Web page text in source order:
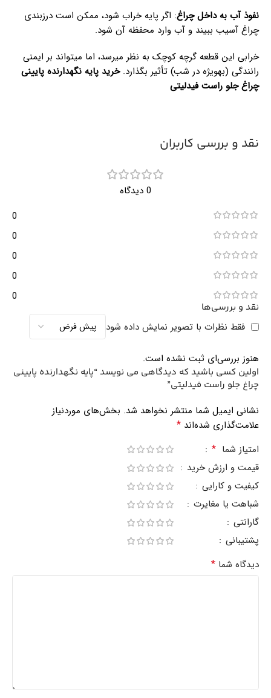
نفوذ آب به داخل چراغ: اگر پایه خراب شود، ممکن است درزبندی
چراغ آسیب ببیند و آب وارد محفظه آن شود.
خرابی این قطعه گرچه کوچک به نظر میرسد، اما میتواند بر ایمنی
رانندگی (بهویژه در شب) تأثیر بگذارد.خرید پایه نگهدارنده پایینی
چراغ جلو راست فیدلیتی
نقد و بررسی کاربران
0 دیدگاه
0
0
0
0
0
نقد و بررسی‌ها
فقط نظرات با تصویر نمایش داده شود
هنوز بررسی‌ای ثبت نشده است.
اولین کسی باشید که دیدگاهی می نویسد “پایه نگهدارنده پایینی
چراغ جلو راست فیدلیتی”
نشانی ایمیل شما منتشر نخواهد شد. بخش‌های موردنیاز
علامت‌گذاری شده‌اند *
امتیاز شما *
قیمت و ارزش خرید
کیفیت و کارایی
شباهت یا مغایرت
گارانتی
پشتیبانی
دیدگاه شما *